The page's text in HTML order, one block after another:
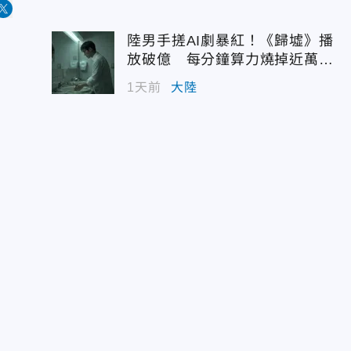
陸男手搓AI劇暴紅！《歸墟》播
放破億 每分鐘算力燒掉近萬台
1天前 大陸